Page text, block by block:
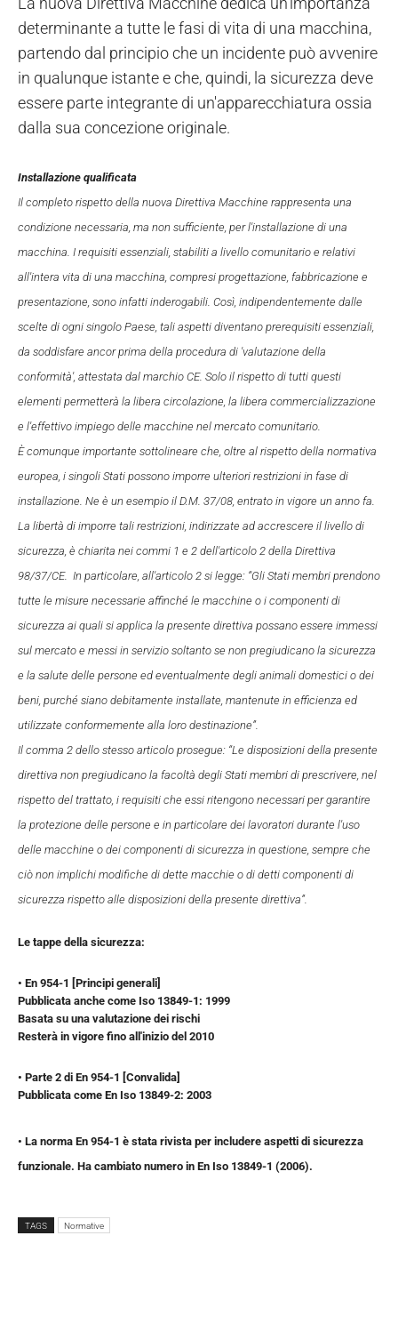
determinante a tutte le fasi di vita di una macchina,
partendo dal principio che un incidente può avvenire
in qualunque istante e che, quindi, la sicurezza deve
essere parte integrante di un'apparecchiatura ossia
dalla sua concezione originale.
Installazione qualificata
Il completo rispetto della nuova Direttiva Macchine rappresenta una
condizione necessaria, ma non sufficiente, per l'installazione di una
macchina. I requisiti essenziali, stabiliti a livello comunitario e relativi
all'intera vita di una macchina, compresi progettazione, fabbricazione e
presentazione, sono infatti inderogabili. Così, indipendentemente dalle
scelte di ogni singolo Paese, tali aspetti diventano prerequisiti essenziali,
da soddisfare ancor prima della procedura di 'valutazione della
conformità', attestata dal marchio CE. Solo il rispetto di tutti questi
elementi permetterà la libera circolazione, la libera commercializzazione
e l'effettivo impiego delle macchine nel mercato comunitario.
È comunque importante sottolineare che, oltre al rispetto della normativa
europea, i singoli Stati possono imporre ulteriori restrizioni in fase di
installazione. Ne è un esempio il D.M. 37/08, entrato in vigore un anno fa.
La libertà di imporre tali restrizioni, indirizzate ad accrescere il livello di
sicurezza, è chiarita nei commi 1 e 2 dell'articolo 2 della Direttiva
98/37/CE. In particolare, all'articolo 2 si legge: “Gli Stati membri prendono
tutte le misure necessarie affinché le macchine o i componenti di
sicurezza ai quali si applica la presente direttiva possano essere immessi
sul mercato e messi in servizio soltanto se non pregiudicano la sicurezza
e la salute delle persone ed eventualmente degli animali domestici o dei
beni, purché siano debitamente installate, mantenute in efficienza ed
utilizzate conformemente alla loro destinazione”.
Il comma 2 dello stesso articolo prosegue: “Le disposizioni della presente
direttiva non pregiudicano la facoltà degli Stati membri di prescrivere, nel
rispetto del trattato, i requisiti che essi ritengono necessari per garantire
la protezione delle persone e in particolare dei lavoratori durante l'uso
delle macchine o dei componenti di sicurezza in questione, sempre che
ciò non implichi modifiche di dette macchie o di detti componenti di
sicurezza rispetto alle disposizioni della presente direttiva”.
Le tappe della sicurezza:
• En 954-1 [Principi generali]
Pubblicata anche come Iso 13849-1: 1999
Basata su una valutazione dei rischi
Resterà in vigore fino all'inizio del 2010
• Parte 2 di En 954-1 [Convalida]
Pubblicata come En Iso 13849-2: 2003
• La norma En 954-1 è stata rivista per includere aspetti di sicurezza
funzionale. Ha cambiato numero in En Iso 13849-1 (2006).
TAGS Normative